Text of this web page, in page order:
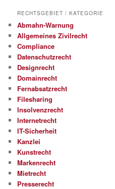
RECHTSGEBIET / KATEGORIE
Abmahn-Warnung
Allgemeines Zivilrecht
Compliance
Datenschutzrecht
Designrecht
Domainrecht
Fernabsatzrecht
Filesharing
Insolvenzrecht
Internetrecht
IT-Sicherheit
Kanzlei
Kunstrecht
Markenrecht
Mietrecht
Presserecht